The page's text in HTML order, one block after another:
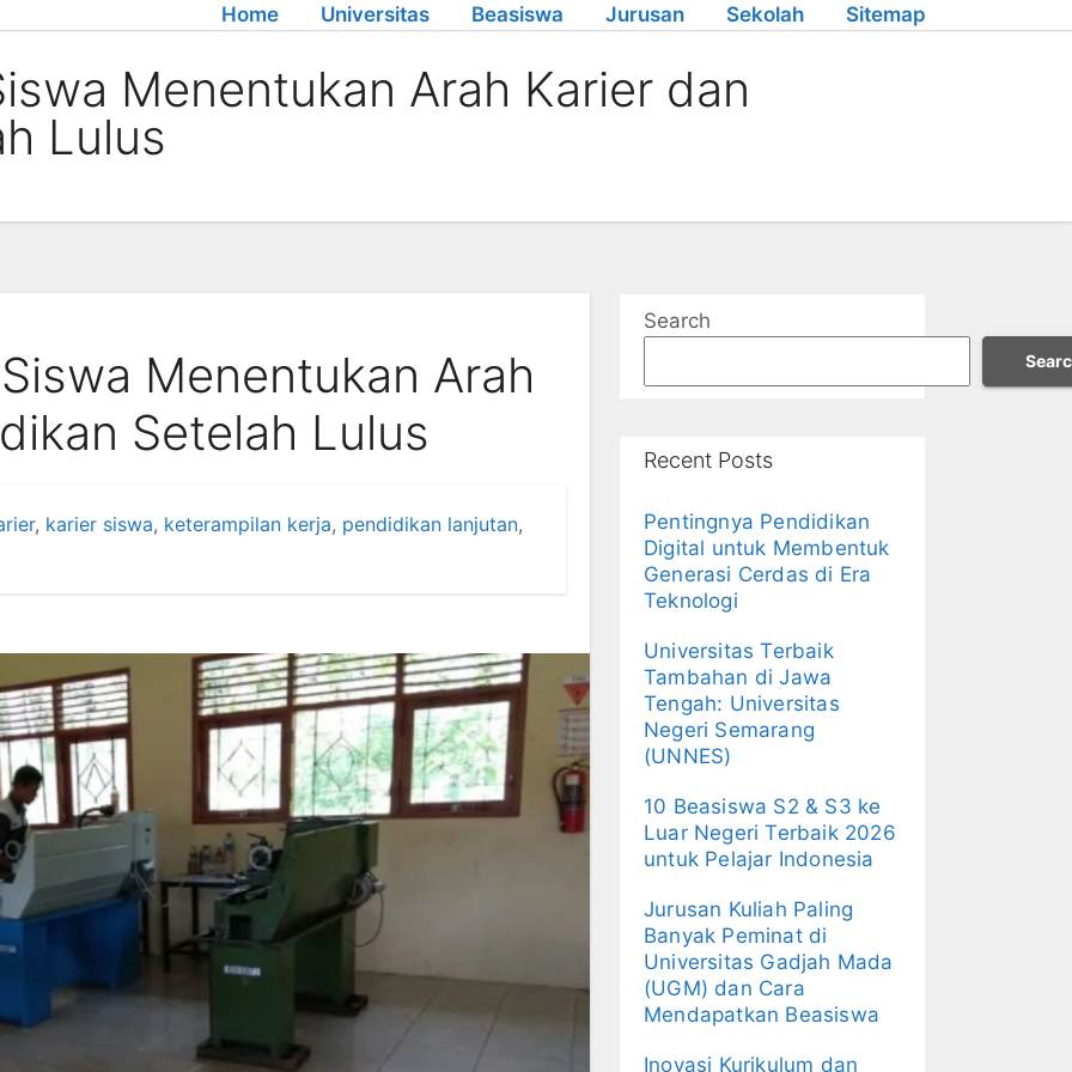
Home Universitas Beasiswa Jurusan Sekolah Sitemap
Menentukan Arah Karier dan
Lulus
Menentukan Arah
Setelah Lulus
, karier siswa, keterampilan kerja, pendidikan lanjutan,
Search
Recent Posts
Pentingnya Pendidikan
Digital untuk Membentuk
Generasi Cerdas di Era
Teknologi
Universitas Terbaik
Tambahan di Jawa
Tengah: Universitas
Negeri Semarang
(UNNES)
10 Beasiswa S2 & S3 ke
Luar Negeri Terbaik 2026
untuk Pelajar Indonesia
Jurusan Kuliah Paling
Banyak Peminat di
Universitas Gadjah Mada
(UGM) dan Cara
Mendapatkan Beasiswa
Inovasi Kurikulum dan